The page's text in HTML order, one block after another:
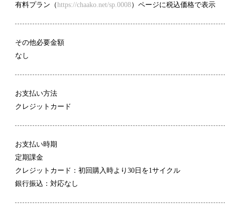
有料プラン（https://chaako.net/sp.0008）ページに税込価格で表示
その他必要金額
なし
お支払い方法
クレジットカード
お支払い時期
定期課金
クレジットカード：初回購入時より30日を1サイクル
銀行振込：対応なし